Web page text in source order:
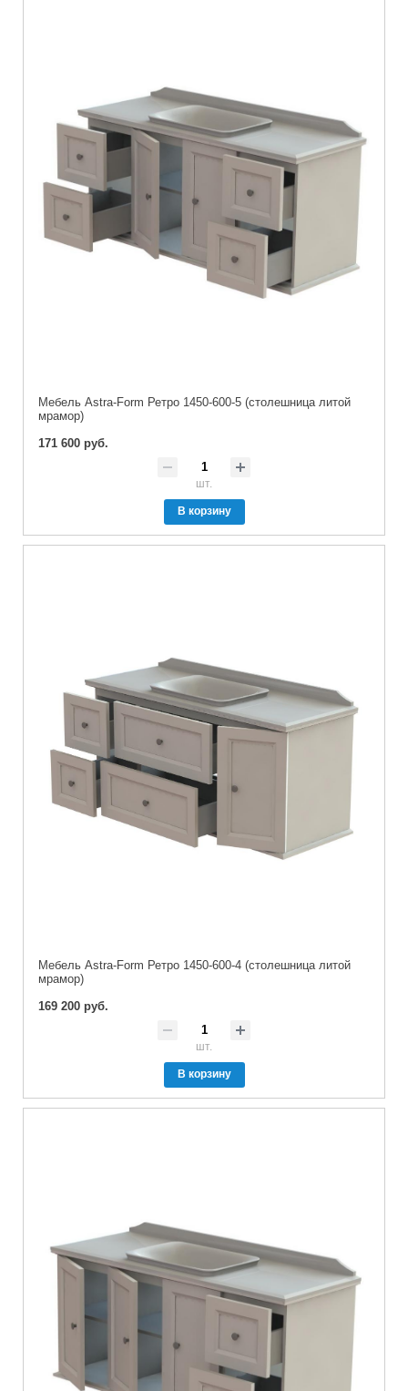
Мебель Astra-Form Ретро 1450-600-5 (столешница литой
мрамор)
171 600 руб.
шт.
В корзину
Мебель Astra-Form Ретро 1450-600-4 (столешница литой
мрамор)
169 200 руб.
шт.
В корзину